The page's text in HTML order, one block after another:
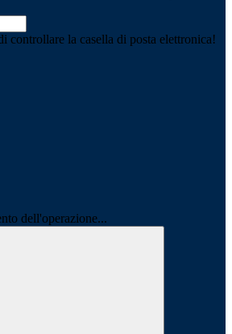
controllare la casella di posta elettronica!
dell'operazione...